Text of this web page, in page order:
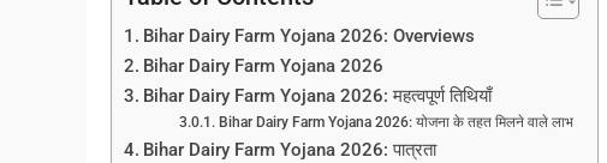
Bihar Dairy Farm Yojana 2026: Overviews
Bihar Dairy Farm Yojana 2026
Bihar Dairy Farm Yojana 2026: महत्वपूर्ण तिथियाँ
Bihar Dairy Farm Yojana 2026: योजना के तहत मिलने वाले लाभ
Bihar Dairy Farm Yojana 2026: पात्रता